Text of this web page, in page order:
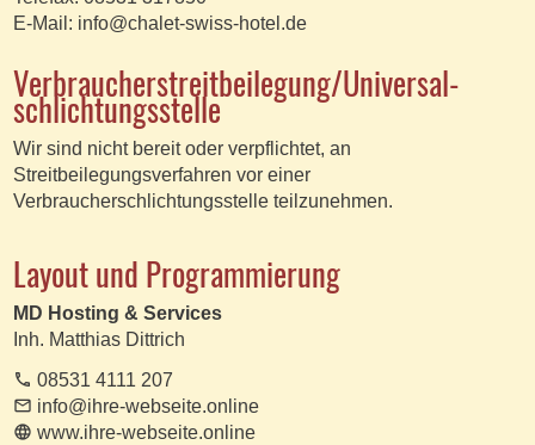
E-Mail: info@chalet-swiss-hotel.de
Verbraucher­streit­beilegung/Universal­
schlichtungs­stelle
Wir sind nicht bereit oder verpflichtet, an
Streitbeilegungsverfahren vor einer
Verbraucherschlichtungsstelle teilzunehmen.
Layout und Programmierung
MD Hosting & Services
Inh. Matthias Dittrich
phone 08531 4111 207
email info@ihre-webseite.online
language www.ihre-webseite.online